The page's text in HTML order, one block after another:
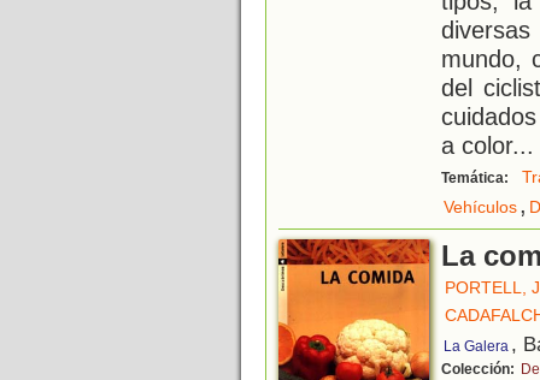
mundo,
del
a color...
Temática:
Vehículos,
La
PORTELL,
La Galera ,
Colección: